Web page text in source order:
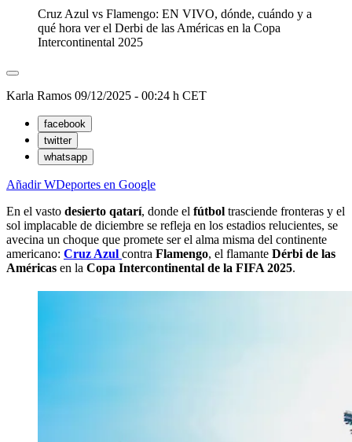
Cruz Azul vs Flamengo: EN VIVO, dónde, cuándo y a
qué hora ver el Derbi de las Américas en la Copa
Intercontinental 2025
Karla Ramos 09/12/2025 - 00:24 h CET
facebook
twitter
whatsapp
Añadir WDeportes en Google
En el vasto desierto qatarí, donde el fútbol trasciende fronteras y el
sol implacable de diciembre se refleja en los estadios relucientes, se
avecina un choque que promete ser el alma misma del continente
americano: Cruz Azul contra Flamengo, el flamante Dérbi de las
Américas en la Copa Intercontinental de la FIFA 2025.